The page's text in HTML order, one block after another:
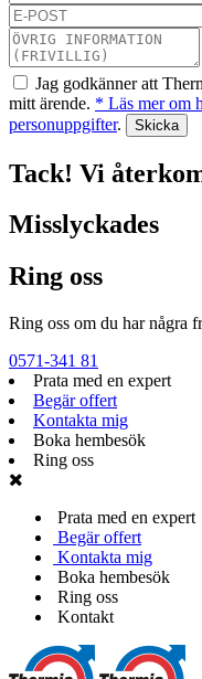
Jag godkänner att
mitt ärende. * Läs mer om
personuppgifter.
Tack! Vi
Misslyckades
Ring oss
Ring oss om du har några
0571-341 81
Prata med en expert
Begär offert
Kontakta mig
Boka hembesök
Ring oss
Prata med en expert
Begär offert
Kontakta mig
Boka hembesök
Ring oss
Kontakt